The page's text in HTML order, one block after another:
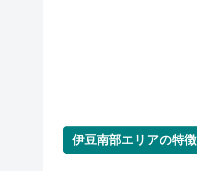
伊豆南部エリアの特徴